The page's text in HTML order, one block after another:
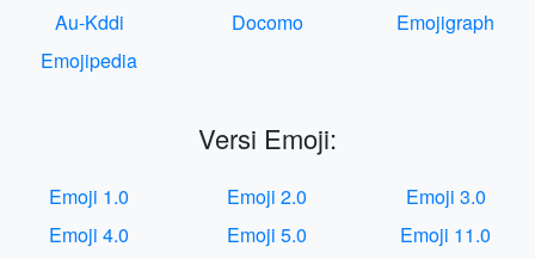
Au-Kddi
Docomo
Emojigraph
Emojipedia
Versi Emoji:
Emoji 1.0 Emoji 2.0
Emoji 3.0
Emoji 4.0
Emoji 5.0
Emoji 11.0